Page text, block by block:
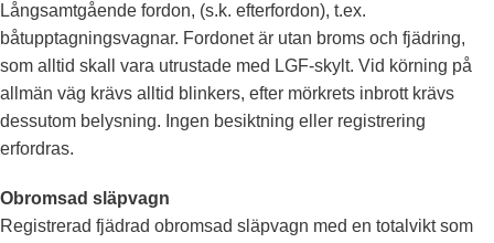
Långsamtgående fordon, (s.k. efterfordon), t.ex.
båtupptagningsvagnar. Fordonet är utan broms och fjädring,
som alltid skall vara utrustade med LGF-skylt. Vid körning på
allmän väg krävs alltid blinkers, efter mörkrets inbrott krävs
dessutom belysning. Ingen besiktning eller registrering
erfordras.
Obromsad släpvagn
Registrerad fjädrad obromsad släpvagn med en totalvikt som